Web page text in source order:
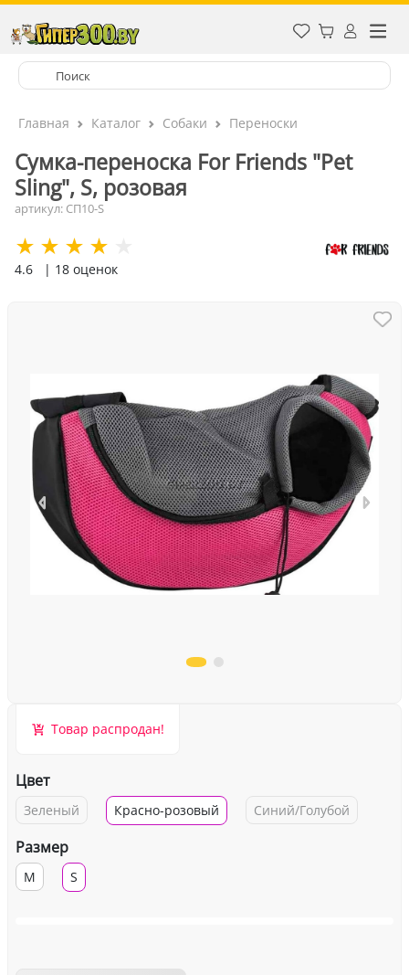
Главная Каталог Собаки Переноски
Сумка-переноска For Friends "Pet
Sling", S, розовая
артикул: СП10-S
4.6 | 18 оценок
Товар распродан!
Цвет
Зеленый Красно-розовый Синий/Голубой
Размер
M S